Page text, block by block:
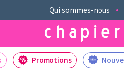
Qui sommes-nous
Promotions